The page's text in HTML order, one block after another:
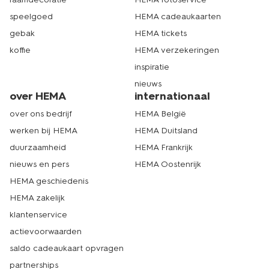
kantoorartikelen. HEMA heeft meer dan 500 winkels in
Nederland. Er zit dus altijd een HEMA-winkel bij jou in de
mee voor in je rugzak. Kom gerust eens een kijkje
nemen om er eentje uit te kiezen. Online een etui kopen
kan trouwens ook heel makkelijk op hema.nl. Daar vind je
alle exemplaren die we hebben op één pagina. Wel zo
overzichtelijk. Stop ‘m in je digitale winkelmandje, dan
bezorgen wij hem zo snel mogelijk bij je thuis. Echt
HEMA.
speelgoed
gebak
koffie
HEMA cadeaukaarten
HEMA tickets
HEMA verzekeringen
inspiratie
nieuws
over HEMA
over ons bedrijf
werken bij HEMA
duurzaamheid
nieuws en pers
HEMA geschiedenis
HEMA zakelijk
klantenservice
actievoorwaarden
saldo cadeaukaart opvragen
partnerships
internationaal
HEMA België
HEMA Duitsland
HEMA Frankrijk
HEMA Oostenrijk